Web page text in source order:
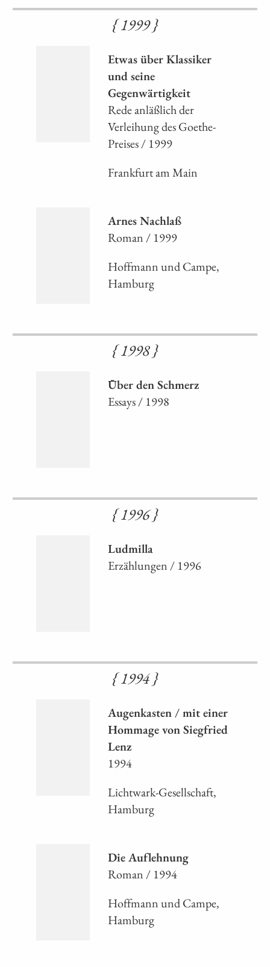
{ 1999 }
Etwas über Klassiker
und seine
Gegenwärtigkeit
Rede anläßlich der
Verleihung des Goethe-
Preises / 1999
Frankfurt am Main
Arnes Nachlaß
Roman / 1999
Hoffmann und Campe,
Hamburg
{ 1998 }
Über den Schmerz
Essays / 1998
{ 1996 }
Ludmilla
Erzählungen / 1996
{ 1994 }
Augenkasten / mit einer
Hommage von Siegfried
Lenz
1994
Lichtwark-Gesellschaft,
Hamburg
Die Auflehnung
Roman / 1994
Hoffmann und Campe,
Hamburg